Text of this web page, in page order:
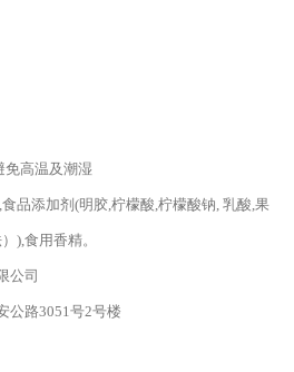
免高温及潮湿
品添加剂(明胶,柠檬酸,柠檬酸钠, 乳酸,果
),食用香精。
公司
公路3051号2号楼